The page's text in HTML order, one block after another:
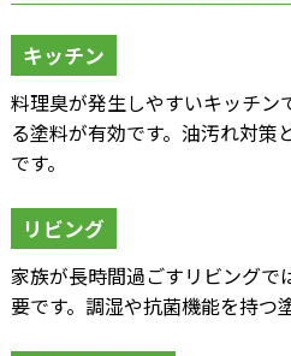
キッチン
料理臭が発生しやすいキッチン
る塗料が有効です。油汚れ対策
です。
リビング
家族が長時間過ごすリビングで
要です。調湿や抗菌機能を持つ